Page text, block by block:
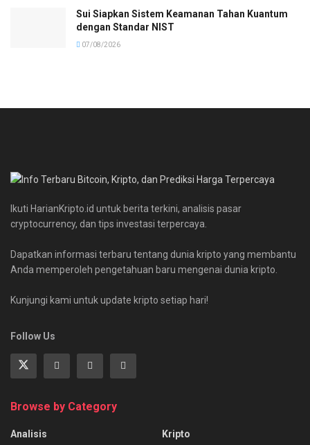
Sui Siapkan Sistem Keamanan Tahan Kuantum
dengan Standar NIST
07/08/2026
Ikuti HarianKripto.id untuk berita terkini, analisis pasar
cryptocurrency, dan tips investasi terpercaya.
Dapatkan informasi terbaru tentang dunia kripto yang membantu
Anda memperoleh pengetahuan baru mengenai dunia kripto.
Kunjungi kami untuk update kripto setiap hari!
Follow Us
Browse by Category
Analisis
Kripto